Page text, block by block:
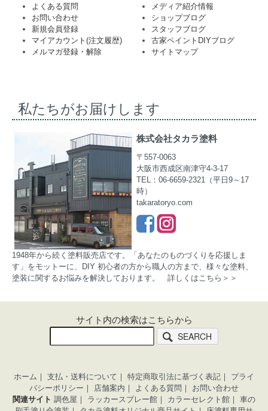
よくある質問
お問い合わせ
新規会員登録
マイアカウント(注文履歴)
メルマガ登録・解除
メディア紹介情報
ショップブログ
スタッフブログ
古家ペイントDIYブログ
サイトマップ
私たちがお届けします
株式会社タカラ塗料
〒557-0063
大阪市西成区南津守4-3-17
TEL：06-6659-2321（平日9～17
時）
takaratoryo.com
1948年から続く塗料販売店です。「あなたのものづくりを応援しま
す」をモットーに、DIY 初心者の方から職人の方まで、様々な塗料、
塗装に関するお悩みを解決しております。 詳しくはこちら＞＞
サイト内の検索はこちらから
SEARCH
ホーム ｜ 支払・送料について ｜ 特定商取引法に基づく表記 ｜ プライ
バシーポリシー ｜ 店舗案内 ｜ よくある質問 ｜ お問い合わせ
関連サイト 調色屋 ｜ ラッカースプレー館 ｜ カラーセレクト館 ｜ 車の